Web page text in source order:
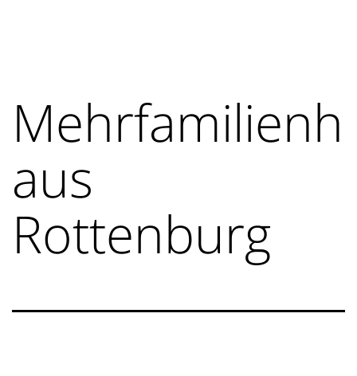
Mehrfamilienh
aus
Rottenburg